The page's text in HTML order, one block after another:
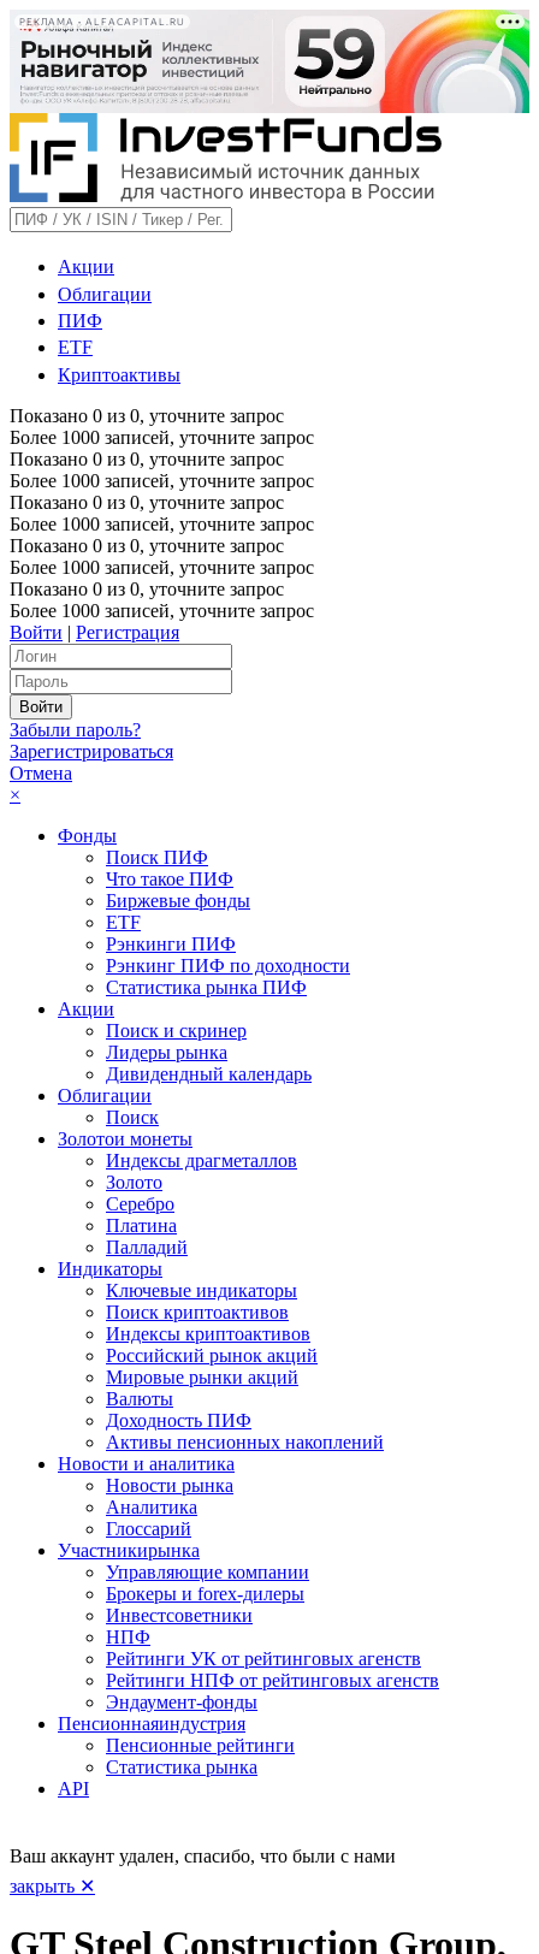
РЕКЛАМА • ALFACAPITAL.RU
Акции
Облигации
ПИФ
ETF
Криптоактивы
Показано 0 из 0, уточните запрос
Более 1000 записей, уточните запрос
Показано 0 из 0, уточните запрос
Более 1000 записей, уточните запрос
Показано 0 из 0, уточните запрос
Более 1000 записей, уточните запрос
Показано 0 из 0, уточните запрос
Более 1000 записей, уточните запрос
Показано 0 из 0, уточните запрос
Более 1000 записей, уточните запрос
Войти | Регистрация
Забыли пароль?
Зарегистрироваться
Отмена
×
Фонды
Поиск ПИФ
Что такое ПИФ
Биржевые фонды
ETF
Рэнкинги ПИФ
Рэнкинг ПИФ по доходности
Статистика рынка ПИФ
Акции
Поиск и скринер
Лидеры рынка
Дивидендный календарь
Облигации
Поиск
Золотои монеты
Индексы драгметаллов
Золото
Серебро
Платина
Палладий
Индикаторы
Ключевые индикаторы
Поиск криптоактивов
Индексы криптоактивов
Российский рынок акций
Мировые рынки акций
Валюты
Доходность ПИФ
Активы пенсионных накоплений
Новости и аналитика
Новости рынка
Аналитика
Глоссарий
Участникирынка
Управляющие компании
Брокеры и forex-дилеры
Инвестсоветники
НПФ
Рейтинги УК от рейтинговых агенств
Рейтинги НПФ от рейтинговых агенств
Эндаумент-фонды
Пенсионнаяиндустрия
Пенсионные рейтинги
Статистика рынка
API
Ваш аккаунт удален, спасибо, что были с нами
закрыть ✕
GT Steel Construction Group,